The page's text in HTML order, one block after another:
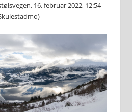
16. februar 2022, 12:54